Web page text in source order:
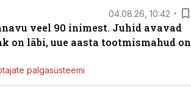
04.08.26, 10:42
veel 90 inimest. Juhid avavad
on läbi, uue aasta tootmismahud on
palgasüsteemi